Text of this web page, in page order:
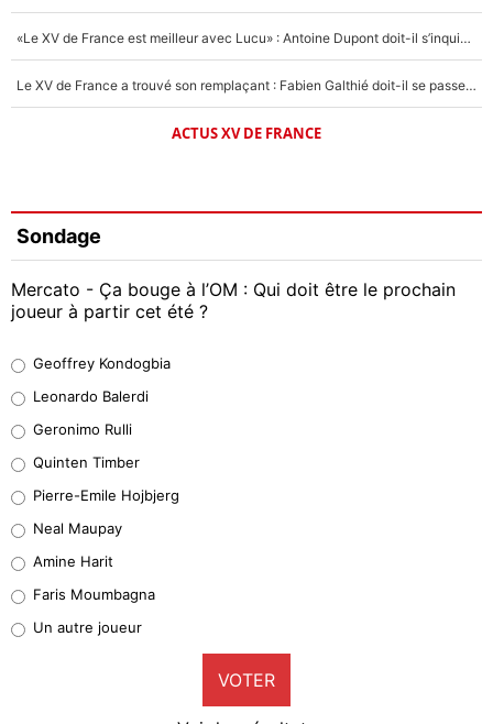
«Le XV de France est meilleur avec Lucu» : Antoine Dupont doit-il s’inquiéter pour sa place ?
Le XV de France a trouvé son remplaçant : Fabien Galthié doit-il se passer d'Antoine Dupont ?
ACTUS XV DE FRANCE
Sondage
Mercato - Ça bouge à l’OM : Qui doit être le prochain
joueur à partir cet été ?
38%
32%
5%
1%
9%
Geoffrey Kondogbia
Leonardo Balerdi
Geronimo Rulli
Quinten Timber
Pierre-Emile Hojbjerg
Neal Maupay
Amine Harit
Faris Moumbagna
Un autre joueur
VOTER